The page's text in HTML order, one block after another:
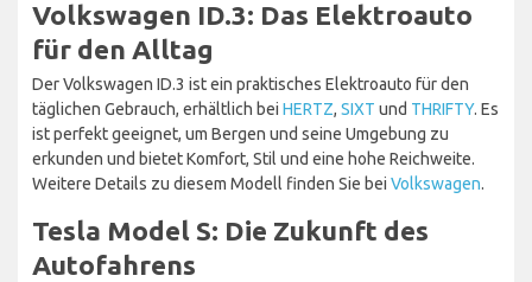
Volkswagen ID.3: Das Elektroauto
für den Alltag
Der Volkswagen ID.3 ist ein praktisches Elektroauto für den
täglichen Gebrauch, erhältlich bei HERTZ, SIXT und THRIFTY. Es
ist perfekt geeignet, um Bergen und seine Umgebung zu
erkunden und bietet Komfort, Stil und eine hohe Reichweite.
Weitere Details zu diesem Modell finden Sie bei Volkswagen.
Tesla Model S: Die Zukunft des
Autofahrens